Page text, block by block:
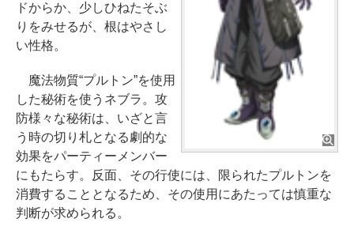
ドからか、少しひねたそぶ
りをみせるが、根はやさし
い性格。
魔法物質“プルトン”を使用
した秘術を使うネブラ。攻
防様々な秘術は、いざと言
う時の切り札となる劇的な
効果をパーティーメンバー
にもたらす。反面、その行使には、限られたプルトンを
消費することとなるため、その使用にあたっては慎重な
判断が求められる。